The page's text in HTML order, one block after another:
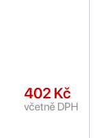
402 Kč
včetně DPH